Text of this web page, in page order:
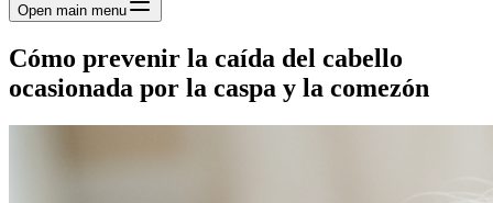
Open main menu
Cómo prevenir la caída del cabello
ocasionada por la caspa y la comezón